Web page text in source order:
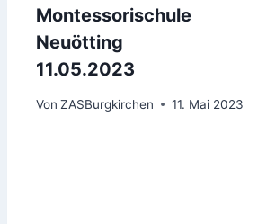
Montessorischule
Neuötting
11.05.2023
Von ZASBurgkirchen 11. Mai 2023